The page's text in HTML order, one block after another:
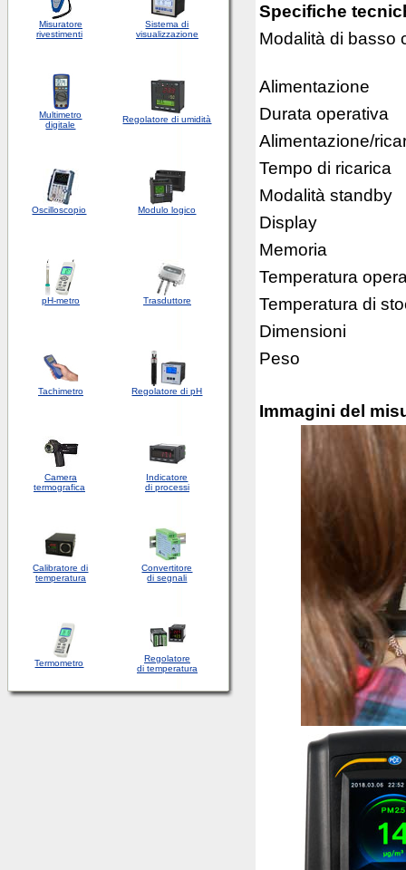
Misuratore
rivestimenti
Sistema di
visualizzazione
Multimetro
digitale
Regolatore di umidità
Oscilloscopio Modulo logico
pH-metro Trasduttore
Tachimetro Regolatore di pH
Camera
termografica
Indicatore
di processi
Calibratore di
temperatura
Convertitore
di segnali
Termometro
Regolatore
di temperatura
Specifiche
Modalità di basso
Alimentazione
Durata operativa
Alimentazione/
Tempo di ricarica
Modalità standby
Display
Memoria
Temperatura
Temperatura di
Dimensioni
Peso
Immagini del